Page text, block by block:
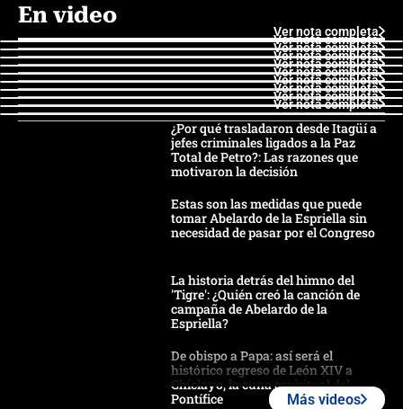
En video
Ver nota completa
Ver nota completa
Ver nota completa
Ver nota completa
Ver nota completa
Ver nota completa
Ver nota completa
Ver nota completa
Ver nota completa
Ver nota completa
¿Por qué trasladaron desde Itagüí a
jefes criminales ligados a la Paz
Total de Petro?: Las razones que
motivaron la decisión
Estas son las medidas que puede
tomar Abelardo de la Espriella sin
necesidad de pasar por el Congreso
La historia detrás del himno del
'Tigre': ¿Quién creó la canción de
campaña de Abelardo de la
Espriella?
De obispo a Papa: así será el
histórico regreso de León XIV a
Chiclayo, la cuna espiritual del
Pontífice
Más videos